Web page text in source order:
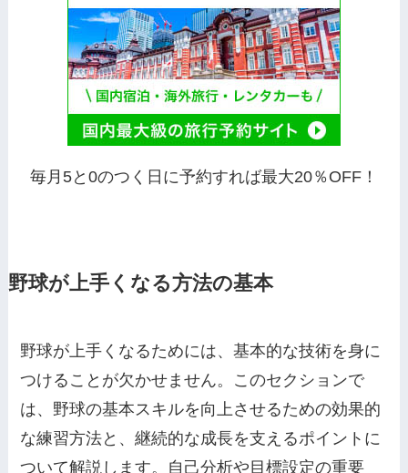
毎月5と0のつく日に予約すれば最大20％OFF！
野球が上手くなる方法の基本
野球が上手くなるためには、基本的な技術を身に
つけることが欠かせません。このセクションで
は、野球の基本スキルを向上させるための効果的
な練習方法と、継続的な成長を支えるポイントに
ついて解説します。自己分析や目標設定の重要